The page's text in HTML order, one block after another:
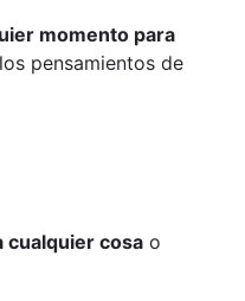
momento para
pensamientos de
cualquier cosa o